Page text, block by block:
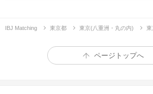
・仕事終わり、BGMでリラック
IBJ Matching 東京都 東京(八重洲・丸の内) 東
ページトップへ